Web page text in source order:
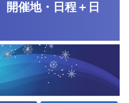
開催地・日程＋日